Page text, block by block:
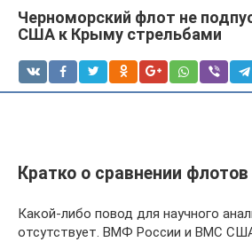
Черноморский флот не
США к Крыму стрельбами
Кратко о сравнении
Какой-либо повод для научного
отсутствует. ВМФ России и ВМС